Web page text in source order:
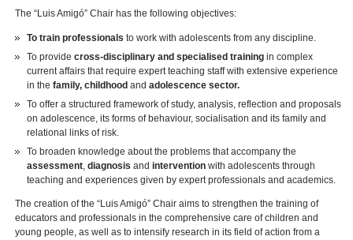
The “Luis Amigó” Chair has the following objectives:
To train professionals to work with adolescents from any discipline.
To providecross-disciplinary and specialised training in complex
current affairs that require expert teaching staff with extensive experience
in thefamily, childhood and adolescence sector.
To offer a structured framework of study, analysis, reflection and proposals
on adolescence, its forms of behaviour, socialisation and its family and
relational links of risk.
To broaden knowledge about the problems that accompany the
assessment,diagnosis andintervention with adolescents through
teaching and experiences given by expert professionals and academics.
The creation of the “Luis Amigó” Chair aims to strengthen the training of
educators and professionals in the comprehensive care of children and
young people, as well as to intensify research in its field of action from a